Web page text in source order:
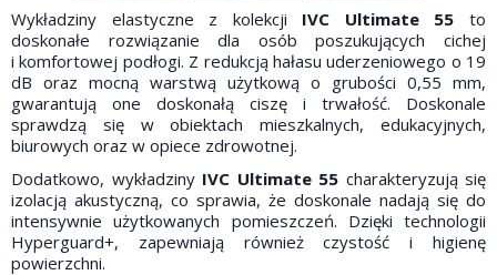
Wykładziny elastyczne z kolekcji IVC Ultimate 55 to
doskonałe rozwiązanie dla osób poszukujących cichej
i komfortowej podłogi. Z redukcją hałasu uderzeniowego o 19
dB oraz mocną warstwą użytkową o grubości 0,55 mm,
gwarantują one doskonałą ciszę i trwałość. Doskonale
sprawdzą się w obiektach mieszkalnych, edukacyjnych,
biurowych oraz w opiece zdrowotnej.
Dodatkowo, wykładziny IVC Ultimate 55 charakteryzują się
izolacją akustyczną, co sprawia, że doskonale nadają się do
intensywnie użytkowanych pomieszczeń. Dzięki technologii
Hyperguard+, zapewniają również czystość i higienę
powierzchni.